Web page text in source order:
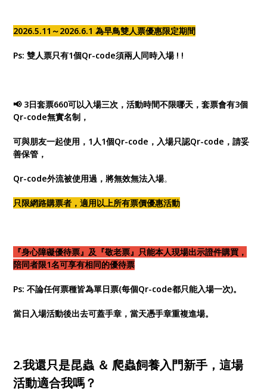
2026.5.11～2026.6.1 為早鳥雙人票優惠限定期間
Ps: 雙人票只有1個Qr-code須兩人同時入場 ! !
📢 3日套票660可以入場三次，活動時間不限哪天，套票會有3個
Qr-code無實名制，
可與朋友一起使用，1人1個Qr-code，入場只認Qr-code，請妥
善保管，
Qr-code外流被使用過，將無效無法入場。
只限網路購票者，適用以上所有票價優惠活動
『身心障礙優待票』及『敬老票』只能本人現場出示證件購買，
陪同者限1名可享有相同的優待票
Ps: 不論任何票種皆為單日票(每個Qr-code都只能入場一次)。
當日入場活動後出去可蓋手章，當天憑手章重複進場。
2.我還只是昆蟲 ＆ 爬蟲飼養入門新手，這場
活動適合我嗎？